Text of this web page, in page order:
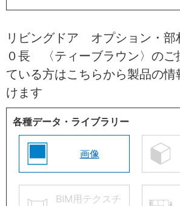
リビングドア オプション・
０長 〈ティーブラウン〉のご
ている方はこちらから製品の
けます
各種データ・ライブラリー
画像
BIM用テクスチ